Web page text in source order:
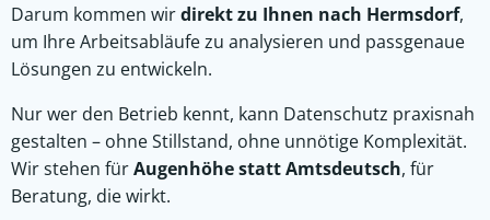
Darum kommen wirdirekt zu Ihnen nach Hermsdorf,
um Ihre Arbeitsabläufe zu analysieren und passgenaue
Lösungen zu entwickeln.
Nur wer den Betrieb kennt, kann Datenschutz praxisnah
gestalten – ohne Stillstand, ohne unnötige Komplexität.
Wir stehen fürAugenhöhe statt Amtsdeutsch, für
Beratung, die wirkt.